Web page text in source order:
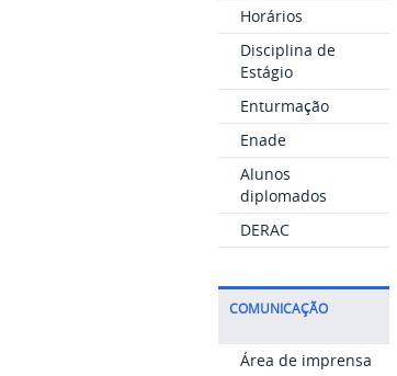
Horários
Disciplina de
Estágio
Enturmação
Enade
Alunos
diplomados
DERAC
COMUNICAÇÃO
Área de imprensa